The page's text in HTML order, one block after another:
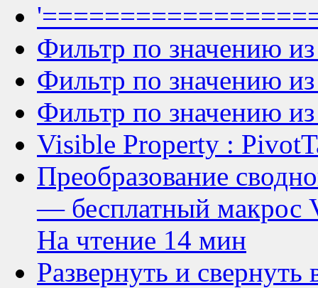
Фильтр по значению
Фильтр по значению
Фильтр по значению
Visible Property :
Преобразование
— бесплатный макрос
На чтение 14 мин
Развернуть и